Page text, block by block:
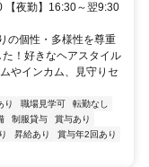
【夜勤】16:30～翌9:30
の個性・多様性を尊重
！好きなヘアスタイル
やインカム、見守りセ
り 職場見学可
転勤なし
制服貸与
賞与あり
昇給あり
賞与年2回あり